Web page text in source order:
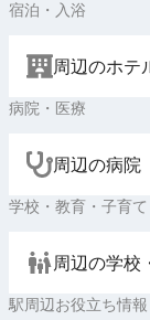
宿泊・入浴
周辺のホテ
病院・医療
周辺の病院
学校・教育・子育て
周辺の学校
駅周辺お役立ち情報